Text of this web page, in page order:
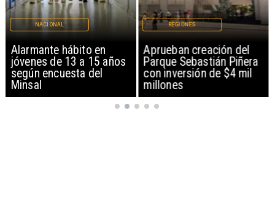
Alarmante hábito en
jóvenes de 13 a 15 años
según encuesta del
Minsal
NACIONAL
Aprueban creación del
Parque Sebastián Piñera
con inversión de $4 mil
millones
REGIONES